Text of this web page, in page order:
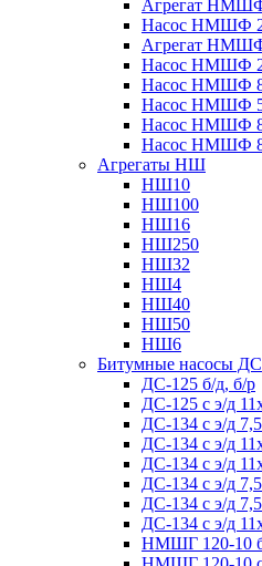
Агрегат НМШФ
Насос НМШФ 2-
Агрегат НМШФ
Насос НМШФ 2/
Насос НМШФ 8-
Насос НМШФ 5-
Насос НМШФ 8-
Насос НМШФ 8-
Агрегаты НШ
НШ10
НШ100
НШ16
НШ250
НШ32
НШ4
НШ40
НШ50
НШ6
Битумные насосы ДС
ДС-125 б/д, б/р
ДС-125 с э/д
ДС-134 с э/д
ДС-134 с э/д
ДС-134 с э/д
ДС-134 с э/д
ДС-134 с э/д
ДС-134 с э/д
НМШГ 120-10